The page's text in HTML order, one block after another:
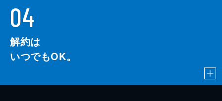
04
解約は
いつでもOK。